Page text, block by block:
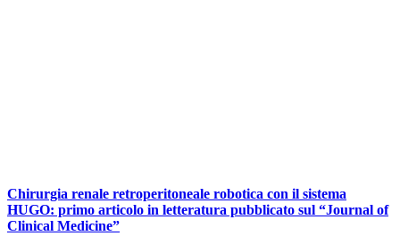
Chirurgia renale retroperitoneale robotica con il sistema
HUGO: primo articolo in letteratura pubblicato sul “Journal of
Clinical Medicine”